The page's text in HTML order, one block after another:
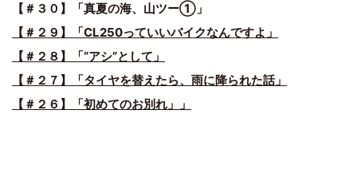
【＃３０】「真夏の海、山ツー①」
【＃２９】「CL250っていいバイクなんですよ」
【＃２８】「“アシ”として」
【＃２７】「タイヤを替えたら、雨に降られた話」
【＃２６】「初めてのお別れ」」